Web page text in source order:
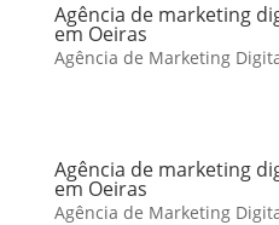
Agência de marketing
em Oeiras
Agência de Marketing
Agência de marketing
em Oeiras
Agência de Marketing